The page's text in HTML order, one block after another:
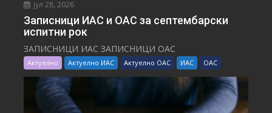
јул 28, 2026
Записници ИАС и ОАС за септембарски
испитни рок
ЗАПИСНИЦИ ИАС ЗАПИСНИЦИ ОАС
Актуелно Актуелно ИАС Актуелно ОАС ИАС ОАС